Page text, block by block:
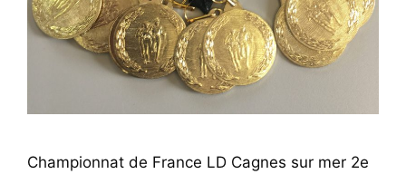
Championnat de France LD Cagnes sur mer 2e